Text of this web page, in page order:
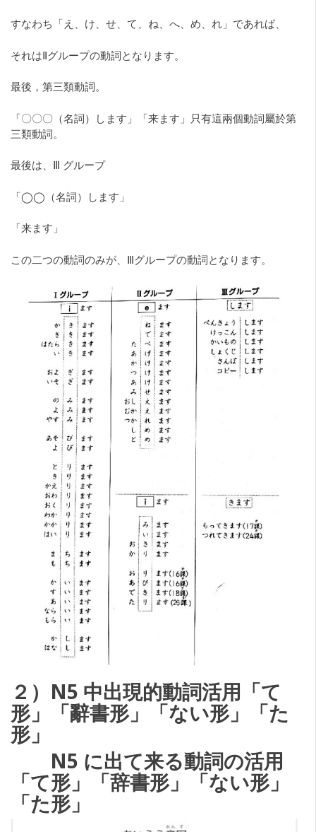
すなわち「え、け、せ、て、ね、へ、め、れ」であれば、
それはⅡグループの動詞となります。
最後，第三類動詞。
「〇〇〇（名詞）します」「来ます」只有這兩個動詞屬於第
三類動詞。
最後は、Ⅲ グループ
「◯◯（名詞）します」
「来ます」
この二つの動詞のみが、Ⅲグループの動詞となります。
２）N5 中出現的動詞活用「て
形」「辭書形」「ない形」「た
形」
N5 に出て来る動詞の活用
「て形」「辞書形」「ない形」
「た形」